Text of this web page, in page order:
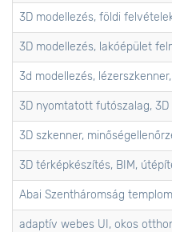
3D modellezés, földi
3D modellezés, lakóépület
3d modellezés, lézerszkenner,
3D nyomtatott futószalag,
3D szkenner,
3D térképkészítés, BIM,
Abai Szentháromság
adaptív webes UI, okos